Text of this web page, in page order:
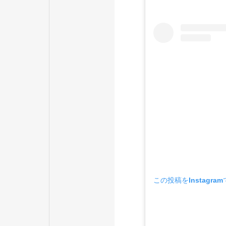
この投稿をInstagram